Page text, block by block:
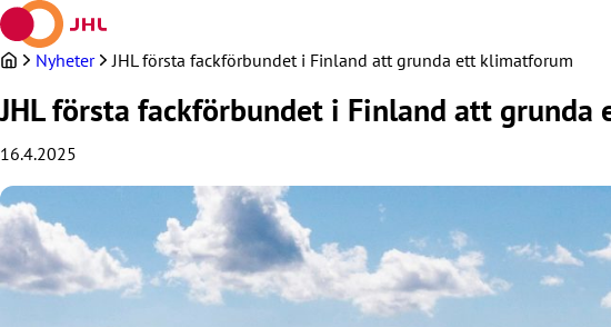
Hoppa
till
innehållet
Nyheter JHL första fackförbundet i Finland att grunda ett klimatforum
JHL första fackförbundet i Finland att
16.4.2025